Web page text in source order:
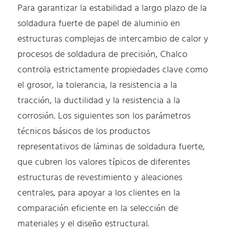
Para garantizar la estabilidad a largo plazo de la
soldadura fuerte de papel de aluminio en
estructuras complejas de intercambio de calor y
procesos de soldadura de precisión, Chalco
controla estrictamente propiedades clave como
el grosor, la tolerancia, la resistencia a la
tracción, la ductilidad y la resistencia a la
corrosión. Los siguientes son los parámetros
técnicos básicos de los productos
representativos de láminas de soldadura fuerte,
que cubren los valores típicos de diferentes
estructuras de revestimiento y aleaciones
centrales, para apoyar a los clientes en la
comparación eficiente en la selección de
materiales y el diseño estructural.